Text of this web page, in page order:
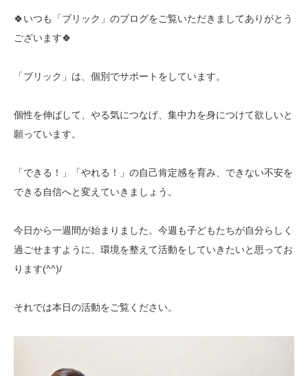
🍀いつも「ブリック」のブログをご覧いただきましてありがとう
ございます🍀
「ブリック」は、個別でサポートをしています。
個性を伸ばして、やる気につなげ、集中力を身につけて欲しいと
願っています。
「できる！」「やれる！」の自己肯定感を育み、できない不安を
できる自信へと変えていきましょう。
今日から一週間が始まりました。今週も子どもたちが自分らしく
過ごせますように、環境を整えて活動をしていきたいと思ってお
ります(^^)/
それでは本日の活動をご覧ください。